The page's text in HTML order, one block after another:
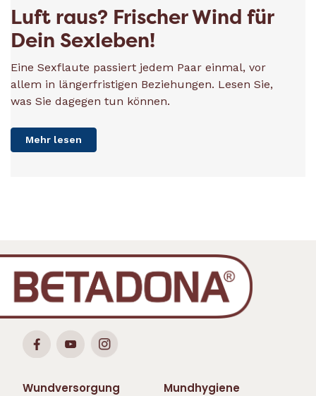
Luft raus? Frischer Wind für
Dein Sexleben!
Eine Sexflaute passiert jedem Paar einmal, vor
allem in längerfristigen Beziehungen. Lesen Sie,
was Sie dagegen tun können.
Mehr lesen
Wundversorgung Mundhygiene